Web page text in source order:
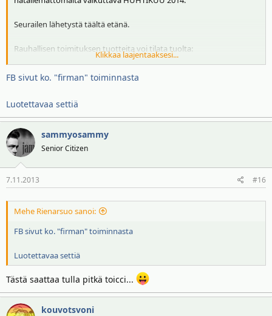
Seurailen lähetystä täältä etänä.
Rauhallisen toimituksen tuotteita voi tilata tuolta:
http://www.infurn.com/fi/marc-sadler-twiggy-lattiavalaisin
Klikkaa laajentaaksesi...
FB sivut ko. "firman" toiminnasta
Luotettavaa settiä
sammyosammy
Senior Citizen
7.11.2013 #16
Mehe Rienarsuo sanoi:
FB sivut ko. "firman" toiminnasta
Luotettavaa settiä
Tästä saattaa tulla pitkä toicci...
kouvotsvoni